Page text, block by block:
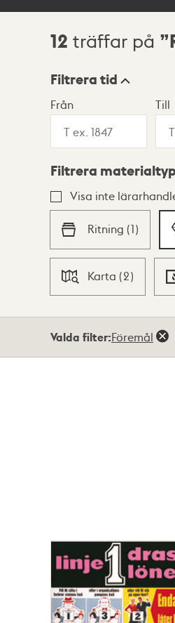
Sökresultat
12 träffar på
Visningsläge
Lista Karta
Filtrera tid
Från Till
Filtrera
Visa inte
Ritning (1)
Karta (2)
Valda filter:Föremål